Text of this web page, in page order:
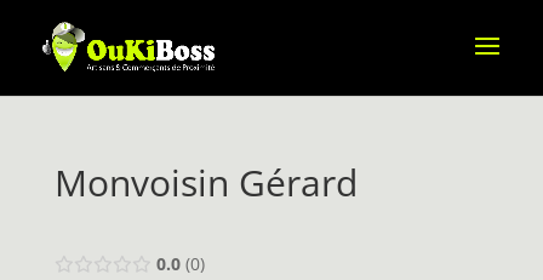
Monvoisin Gérard
0.0 0